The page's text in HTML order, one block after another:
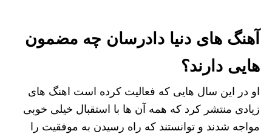
آهنگ های دنیا دادرسان چه مضمون
هایی دارند؟
او در این سال هایی که فعالیت کرده است اهنگ های
زیادی منتشر کرد که همه آن ها با استقبال خیلی خوبی
مواجه شدند و توانستند که راه رسیدن به موفقیت را